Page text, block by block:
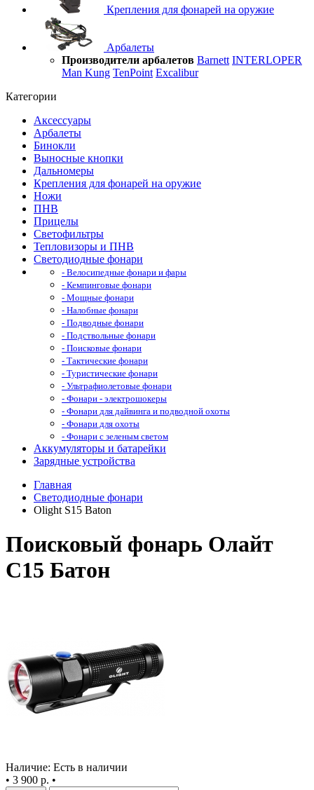
Крепления для фонарей на оружие
Арбалеты
Производители арбалетов Barnett INTERLOPER
Man Kung TenPoint Excalibur
Категории
Аксессуары
Арбалеты
Бинокли
Выносные кнопки
Дальномеры
Крепления для фонарей на оружие
Ножи
ПНВ
Прицелы
Светофильтры
Тепловизоры и ПНВ
Светодиодные фонари
- Велосипедные фонари и фары
- Кемпинговые фонари
- Мощные фонари
- Налобные фонари
- Подводные фонари
- Подствольные фонари
- Поисковые фонари
- Тактические фонари
- Туристические фонари
- Ультрафиолетовые фонари
- Фонари - электрошокеры
- Фонари для дайвинга и подводной охоты
- Фонари для охоты
- Фонари с зеленым светом
Аккумуляторы и батарейки
Зарядные устройства
Главная
Светодиодные фонари
Olight S15 Baton
Поисковый фонарь Олайт
С15 Батон
Наличие: Есть в наличии
• 3 900 р. •